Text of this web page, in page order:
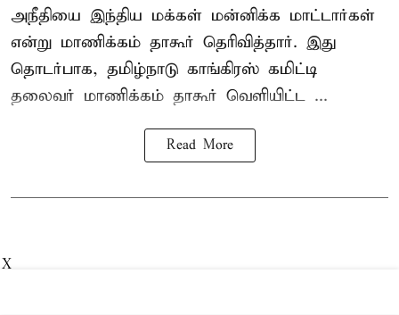
அநீதியை இந்திய மக்கள் மன்னிக்க மாட்டார்கள்
என்று மாணிக்கம் தாகூர் தெரிவித்தார். இது
தொடர்பாக, தமிழ்நாடு காங்கிரஸ் கமிட்டி
தலைவர் மாணிக்கம் தாகூர் வெளியிட்ட ...
Read More
X